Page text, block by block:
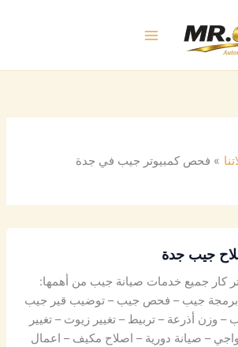
فحص كمبيوتر جيب في جدة
جيب جدة
كار جميع خدمات صيانة جيب من أهمها:
– برمجة جيب – فحص جيب – توضيب قير جيب
وزن أذرعة – تربيط – تغيير زيوت – تغيير
– صيانة دورية – اصلاح مكيف – اعمال